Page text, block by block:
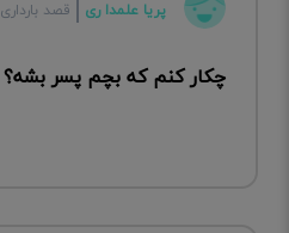
پریا علمدا ری قصد بارداری
چکار کنم که بچم پسر بشه؟